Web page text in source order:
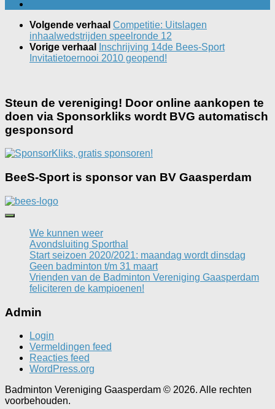
Volgende verhaal Competitie: Uitslagen
inhaalwedstrijden speelronde 12
Vorige verhaal
Inschrijving 14de Bees-Sport
Invitatietoernooi 2010 geopend!
Steun de vereniging! Door online aankopen te
doen via Sponsorkliks wordt BVG automatisch
gesponsord
BeeS-Sport is sponsor van BV Gaasperdam
We kunnen weer
Avondsluiting Sporthal
Start seizoen 2020/2021: maandag wordt dinsdag
Geen badminton t/m 31 maart
Vrienden van de Badminton Vereniging Gaasperdam
feliciteren de kampioenen!
Admin
Login
Vermeldingen feed
Reacties feed
WordPress.org
Badminton Vereniging Gaasperdam © 2026. Alle rechten
voorbehouden.